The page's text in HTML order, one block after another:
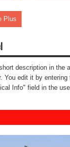
Plus
description in the
You edit it by
Info" field in the